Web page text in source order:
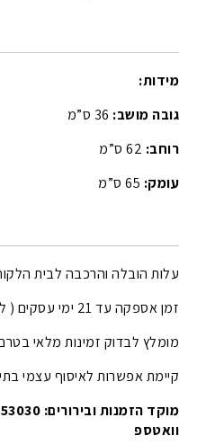
מידות:
גובה מושב: 36 ס”מ
רוחב:
עומק: 65 ס”מ
עלות הובלה והרכבה לבית הלקוח
זמן אספקה עד 21 ימי עסקים ( לרוב מסופק לפניי…)
מומלץ לבדוק זמינות מלאי
קיימת אפשרות לאיסוף עצמי
וואטספ